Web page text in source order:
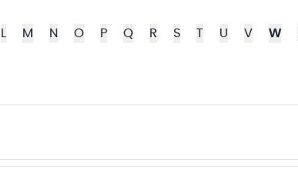
M N O P Q R S T U V W